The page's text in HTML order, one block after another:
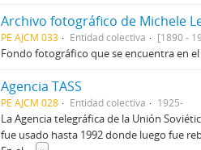
Archivo fotográfico de Michele
PE AJCM 033 Entidad colectiva [1890 -
Fondo fotográfico que se encuentra en
Agencia TASS
PE AJCM 028 Entidad colectiva 1925-
La Agencia telegráfica de la Unión
fue usado hasta 1992 donde luego fue